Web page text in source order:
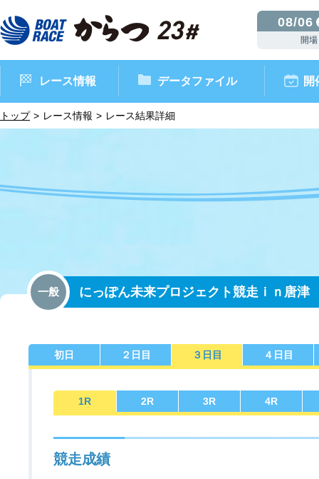
08/06
開場
レース情報
今節の進入コース別成績
データファイル
佐賀支部選手一覧 記念競走優勝選手一覧
開
トップ レース情報 レース結果詳細
一般 にっぽん未来プロジェクト競走ｉｎ唐津
初日 ２日目 ３日目 ４日目
1R 2R 3R 4R
競走成績